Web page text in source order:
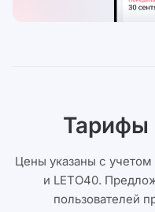
Тарифы
Цены указаны с
и LETO40.
пользователей